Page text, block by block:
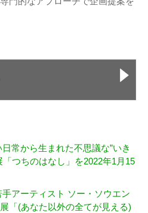
常から生まれた不思議な”いき
つちのはなし」を2022年1月15
手アーティスト ソー・ソウエン
「(あなた以外の全てが見える)